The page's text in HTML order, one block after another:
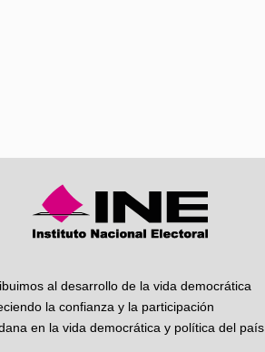
al desarrollo de la vida democrática
la confianza y la participación
en la vida democrática y política del país.